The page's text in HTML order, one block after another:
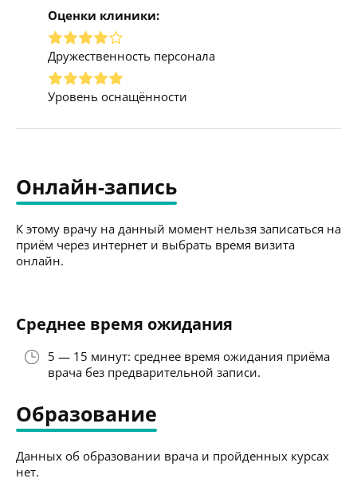
Оценки клиники:
Дружественность персонала
Уровень оснащённости
Онлайн-запись
К этому врачу на данный момент нельзя записаться на
приём через интернет и выбрать время визита
онлайн.
Среднее время ожидания
5 — 15 минут: среднее время ожидания приёма
врача без предварительной записи.
Образование
Данных об образовании врача и пройденных курсах
нет.